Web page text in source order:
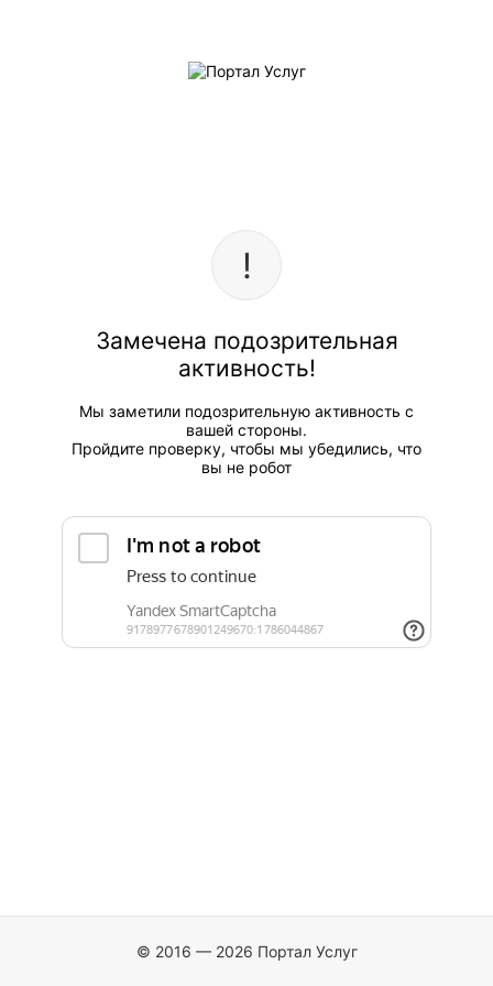
Замечена подозрительная
активность!
Мы заметили подозрительную активность с
вашей стороны.
Пройдите проверку, чтобы мы убедились, что
вы не робот
© 2016 — 2026 Портал Услуг